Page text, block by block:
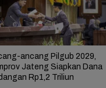
ancang Pilgub 2029,
Jateng Siapkan Dana
Rp1,2 Triliun